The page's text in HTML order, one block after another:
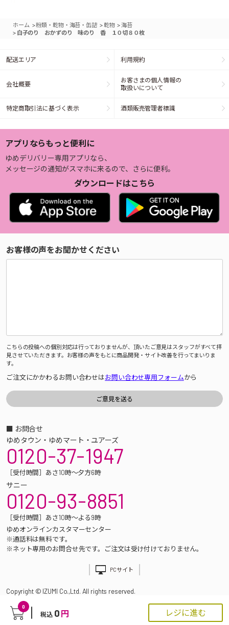
0
税込 0 円 レジに進む
ホーム >粉類・乾物・海苔・缶詰 >乾物 >海苔
> 白子のり おかずのり 味のり 香 １０切８０枚
配送エリア 利用規約
会社概要
お客さまの個人情報の
取扱いについて
特定商取引法に基づく表示 酒類販売管理者標識
アプリならもっと便利に
ゆめデリバリー専用アプリなら、
メッセージの通知がスマホに来るので、さらに便利。
ダウンロードはこちら
お客様の声をお聞かせください
こちらの投稿への個別対応は行っておりませんが、頂いたご意見はスタッフがすべて拝
見させていただきます。お客様の声をもとに商品開発・サイト改善を行ってまいりま
す。
ご注文にかかわるお問い合わせはお問い合わせ専用フォームから
■ お問合せ
ゆめタウン・ゆめマート・ユアーズ
0120-37-1947
［受付時間］あさ10時～夕方6時
サニー
0120-93-8851
［受付時間］あさ10時～よる9時
ゆめオンラインカスタマーセンター
※通話料は無料です。
※ネット専用のお問合せ先です。ご注文は受け付けておりません。
PCサイト
Copyright © IZUMI Co.,Ltd. All rights reserved.